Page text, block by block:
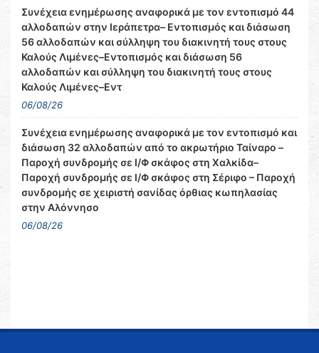
Συνέχεια ενημέρωσης αναφορικά με τον εντοπισμό 44
αλλοδαπών στην Ιεράπετρα– Εντοπισμός και διάσωση
56 αλλοδαπών και σύλληψη του διακινητή τους στους
Καλούς Λιμένες–Εντοπισμός και διάσωση 56
αλλοδαπών και σύλληψη του διακινητή τους στους
Καλούς Λιμένες–Εντ
06/08/26
Συνέχεια ενημέρωσης αναφορικά με τον εντοπισμό και
διάσωση 32 αλλοδαπών από το ακρωτήριο Ταίναρο –
Παροχή συνδρομής σε Ι/Φ σκάφος στη Χαλκίδα–
Παροχή συνδρομής σε Ι/Φ σκάφος στη Σέριφο – Παροχή
συνδρομής σε χειριστή σανίδας όρθιας κωπηλασίας
στην Αλόννησο
06/08/26